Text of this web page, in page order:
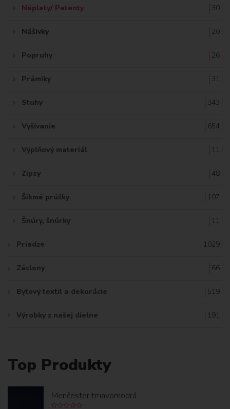
Náplety/ Patenty 30
Nášivky 20
Popruhy 26
Prámiky 31
Stuhy 343
Vyšívanie 654
Výplňový materiál 11
Zipsy 48
Šikmé prúžky 107
Šnúry, šnúrky 11
Priadze 1029
Záclony 66
Bytový textil a dekorácie 519
Výrobky z našej dielne 191
Top Produkty
Menčester tmavomodrá